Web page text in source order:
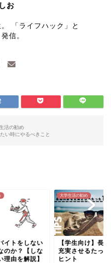
お
「ライフハック」と
信。
活の勧め
い時にやるべきこと
トをしない
か？【しな
由を解説】
大学生活の勧め
【学生向け】長期休
充実させるたった１
ヒント